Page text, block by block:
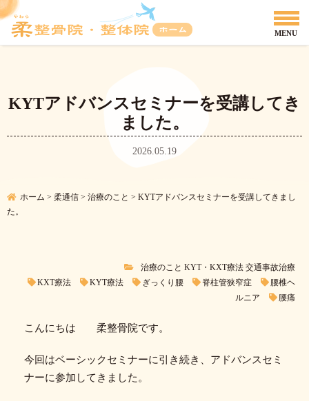
KYTアドバンスセミナーを受講してき
ました。
2026.05.19
ホーム > 柔通信 > 治療のこと > KYTアドバンスセミナーを受講してきまし
た。
治療のこと KYT・KXT療法 交通事故治療
KXT療法
KYT療法 ぎっくり腰 脊柱管狭窄症
腰椎ヘ
ルニア
腰痛
こんにちは 柔整骨院です。
今回はベーシックセミナーに引き続き、アドバンスセミ
ナーに参加してきました。